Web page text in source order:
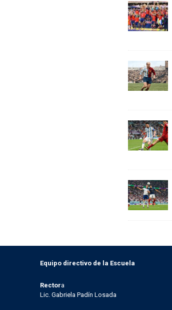
Equipo directivo de la Escuela
Rectora
Lic. Gabriela Padín Losada